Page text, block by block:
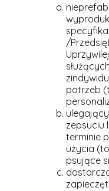
/
potrzeb
zepsuciu
terminie
użycia
psujące